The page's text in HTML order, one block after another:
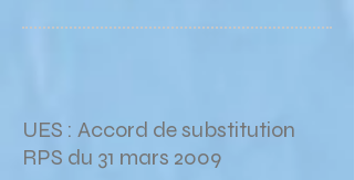
UES : Accord de substitution
RPS du 31 mars 2009